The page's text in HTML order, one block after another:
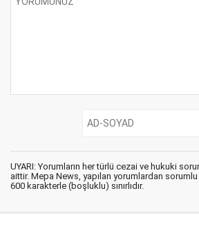
UYARI: Yorumların her türlü cezai ve hukuki
aittir. Mepa News, yapılan yorumlardan
600 karakterle (boşluklu) sınırlıdır.